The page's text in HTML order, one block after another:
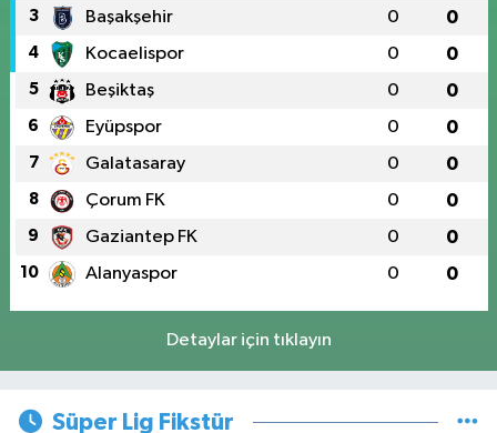
3 Başakşehir 0 0
4 Kocaelispor 0 0
5 Beşiktaş 0 0
6 Eyüpspor 0 0
7 Galatasaray 0 0
8 Çorum FK 0 0
9 Gaziantep FK 0 0
10 Alanyaspor 0 0
Detaylar için tıklayın
Süper Lig Fikstür